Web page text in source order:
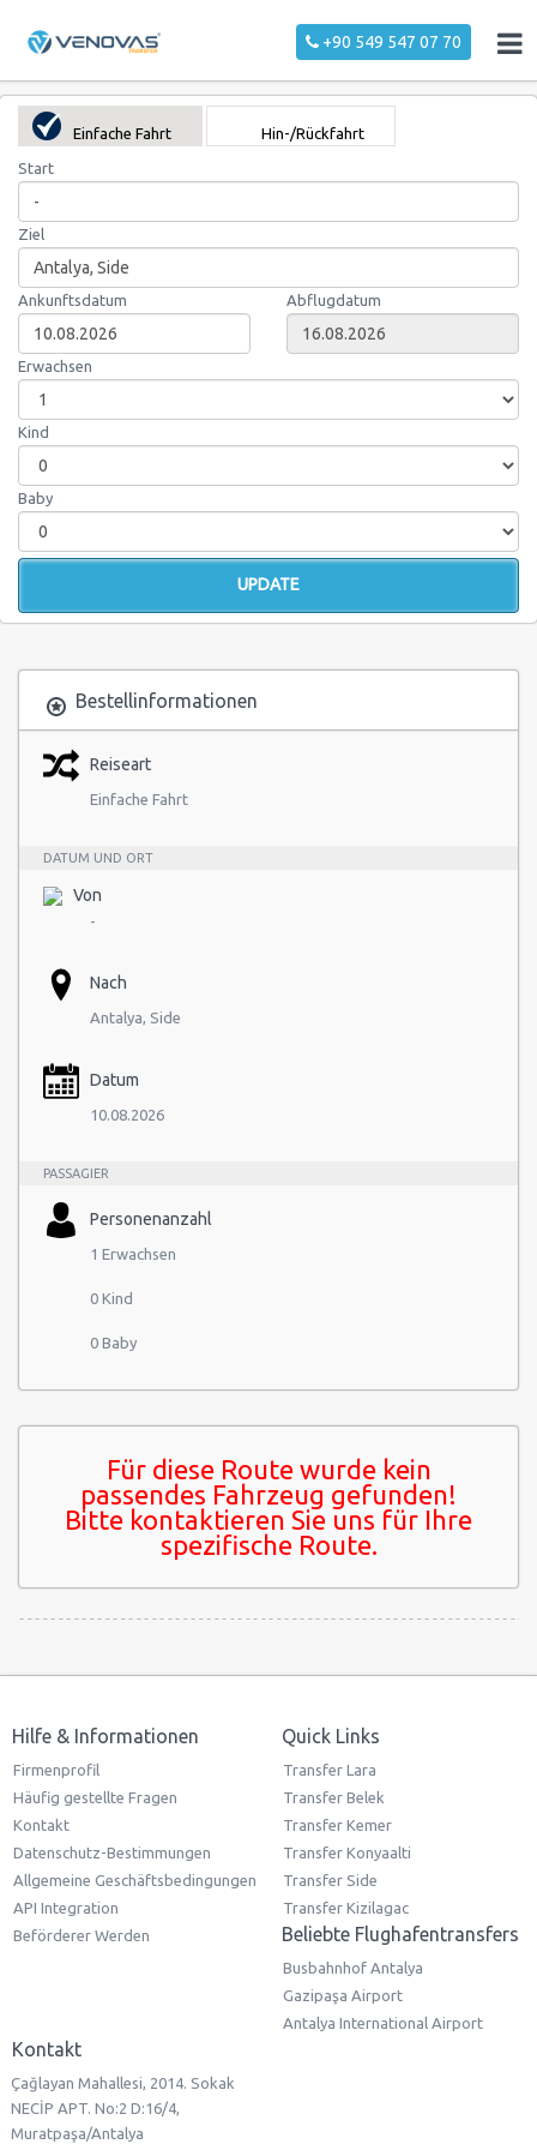
+90 549 547 07 70
Einfache Fahrt Hin-/Rückfahrt
Start
Ziel
Ankunftsdatum Abflugdatum
Erwachsen
Kind
Baby
Bestellinformationen
Reiseart
Einfache Fahrt
DATUM UND ORT
Von
-
Nach
Antalya, Side
Datum
10.08.2026
PASSAGIER
Personenanzahl
1 Erwachsen
0 Kind
0 Baby
Für diese Route wurde kein
passendes Fahrzeug gefunden!
Bitte kontaktieren Sie uns für Ihre
spezifische Route.
Hilfe & Informationen
Firmenprofil
Häufig gestellte Fragen
Kontakt
Datenschutz-Bestimmungen
Allgemeine Geschäftsbedingungen
API Integration
Beförderer Werden
Quick Links
Transfer Lara
Transfer Belek
Transfer Kemer
Transfer Konyaalti
Transfer Side
Transfer Kizilagac
Beliebte Flughafentransfers
Busbahnhof Antalya
Gazipaşa Airport
Antalya International Airport
Kontakt
Çağlayan Mahallesi, 2014. Sokak
NECİP APT. No:2 D:16/4,
Muratpaşa/Antalya